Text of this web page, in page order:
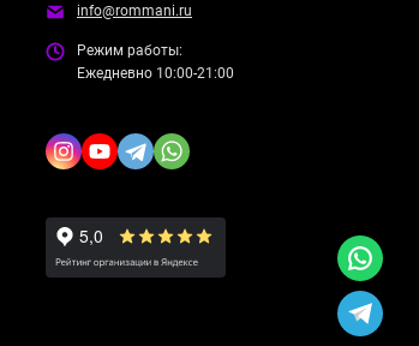
info@rommani.ru
Режим работы:
Ежедневно 10:00-21:00